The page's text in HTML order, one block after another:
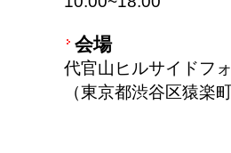
会場
代官山ヒルサイドフ
（東京都渋谷区猿楽